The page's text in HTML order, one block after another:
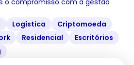
o compromisso com a gestão
Logística
Criptomoeda
Residencial
Escritórios